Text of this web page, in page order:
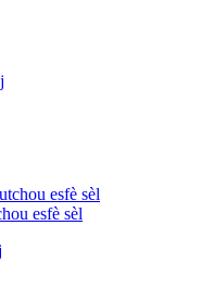
esfè sèl